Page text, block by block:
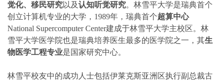
觉化、移民研究以及认知听觉研究。林雪平大学是瑞典首个
创立计算机专业的大学，1989年，瑞典首个超算中心
National Supercomputer Center建成于林雪平大学主校区。林
雪平大学医学院也是瑞典培养医生最多的医学院之一，其生
物医学工程专业是国家研究中心。
林雪平校友中的成功人士包括伊莱克斯亚洲区执行副总裁古